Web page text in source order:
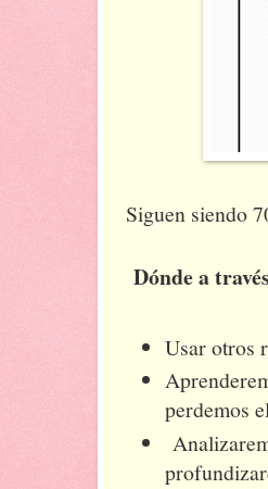
Siguen siendo
Dónde a
Usar otros
perdemos